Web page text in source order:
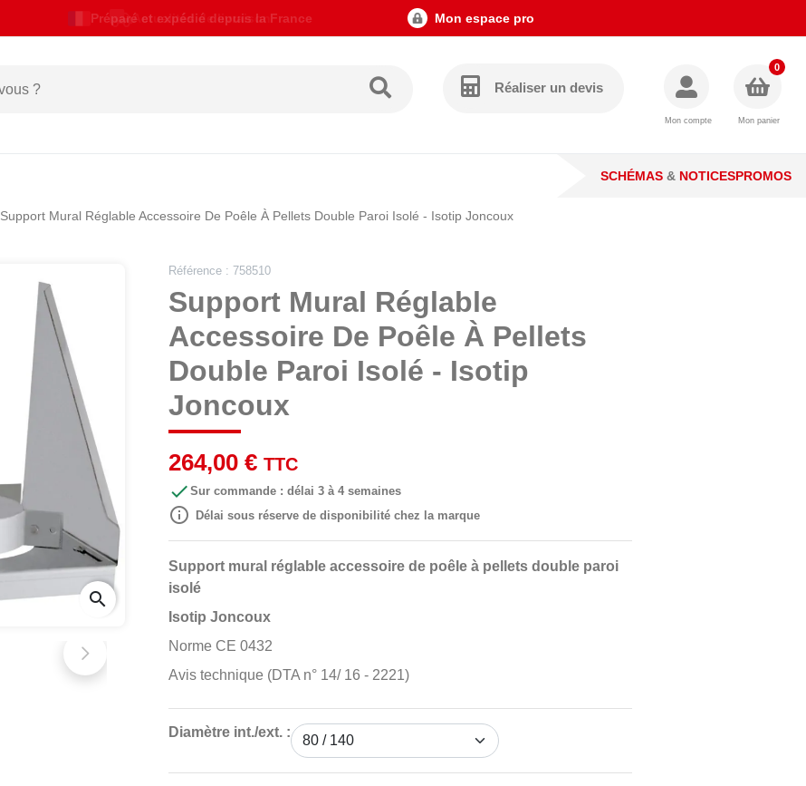
Actualités de livraison Mon espace pro
Réaliser un devis
Mon compte Mon panier
0
SCHÉMAS & NOTICESPROMOS
Support Mural Réglable Accessoire De Poêle À Pellets Double Paroi Isolé - Isotip Joncoux
search
Référence : 758510
Support Mural Réglable
Accessoire De Poêle À Pellets
Double Paroi Isolé - Isotip
Joncoux
264,00 € TTC
 Sur commande : délai 3 à 4 semaines
 Délai sous réserve de disponibilité chez la marque
Support mural réglable accessoire de poêle à pellets double paroi
isolé
Isotip Joncoux
Norme CE 0432
Avis technique (DTA n° 14/ 16 - 2221)
Diamètre int./ext. :